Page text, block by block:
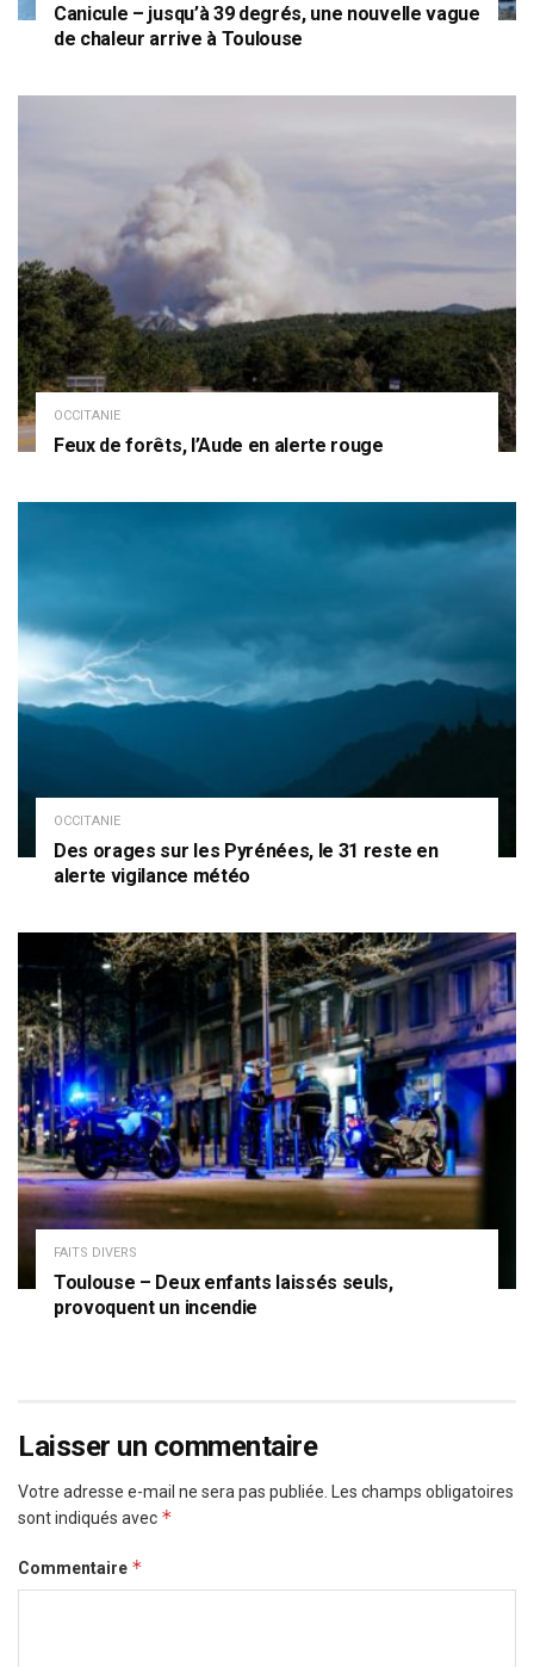
Canicule – jusqu’à 39 degrés, une nouvelle vague
de chaleur arrive à Toulouse
OCCITANIE
Feux de forêts, l’Aude en alerte rouge
OCCITANIE
Des orages sur les Pyrénées, le 31 reste en
alerte vigilance météo
FAITS DIVERS
Toulouse – Deux enfants laissés seuls,
provoquent un incendie
Laisser un commentaire
Votre adresse e-mail ne sera pas publiée. Les champs obligatoires
sont indiqués avec *
Commentaire *